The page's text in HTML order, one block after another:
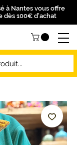
à Nantes vous offre
dès 100€ d'achat